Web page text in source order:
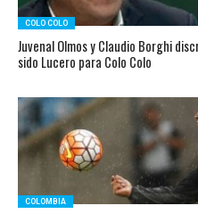
COLO COLO
Juvenal Olmos y Claudio Borghi
sido Lucero para Colo Colo
COLOMBIA